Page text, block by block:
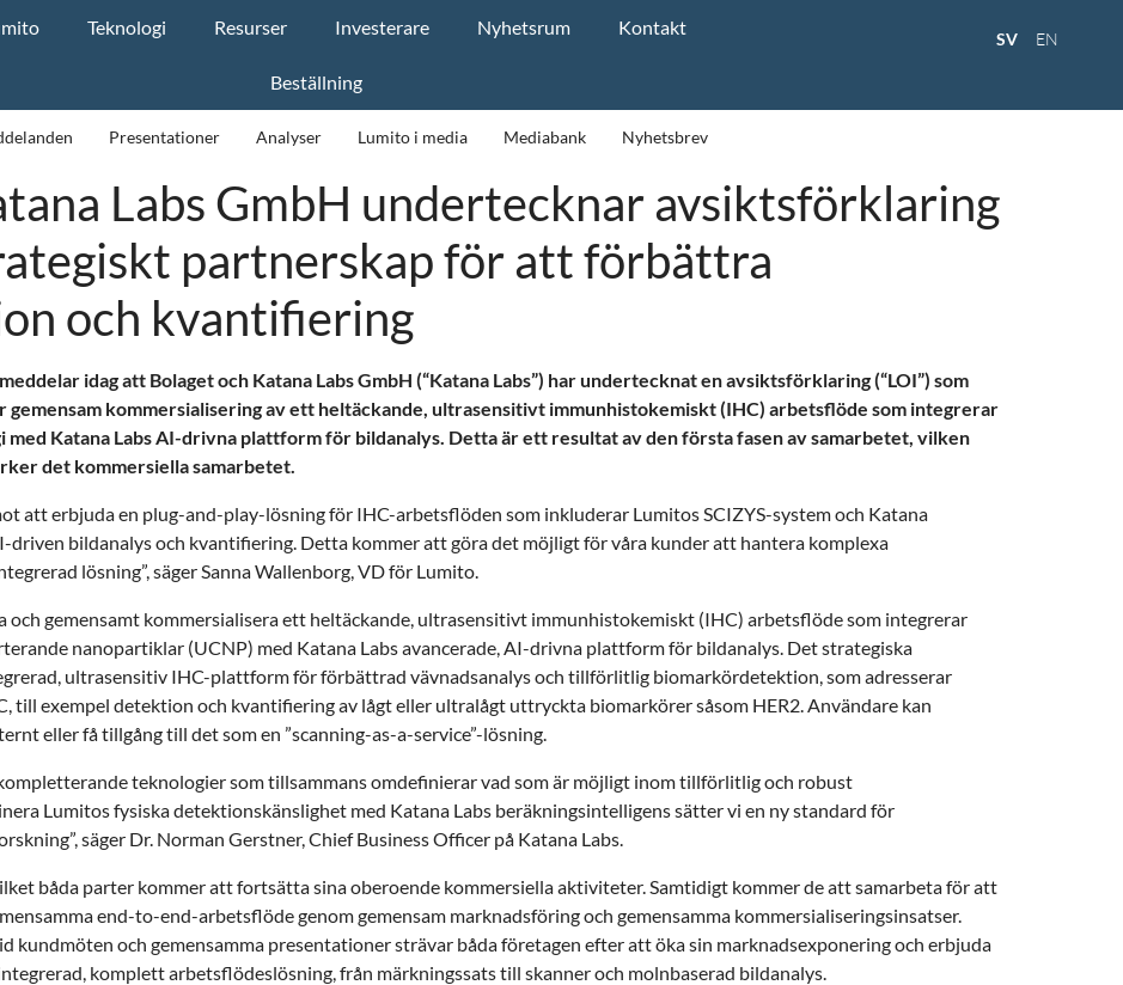
Teknologi Resurser Investerare Nyhetsrum Kontakt
Beställning
SV EN
Presentationer Analyser Lumito i media Mediabank Nyhetsbrev
Labs GmbH undertecknar avsiktsförklaring
partnerskap för att förbättra
och kvantifiering
idag att Bolaget och Katana Labs GmbH (“Katana Labs”) har undertecknat en avsiktsförklaring (“LOI”) som
kommersialisering av ett heltäckande, ultrasensitivt immunhistokemiskt (IHC) arbetsflöde som integrerar
med Katana Labs AI-drivna plattform för bildanalys. Detta är ett resultat av den första fasen av samarbetet, vilken
det kommersiella samarbetet.
att erbjuda en plug-and-play-lösning för IHC-arbetsflöden som inkluderar Lumitos SCIZYS-system och Katana
driven bildanalys och kvantifiering. Detta kommer att göra det möjligt för våra kunder att hantera komplexa
lösning”, säger Sanna Wallenborg, VD för Lumito.
och gemensamt kommersialisera ett heltäckande, ultrasensitivt immunhistokemiskt (IHC) arbetsflöde som integrerar
nanopartiklar (UCNP) med Katana Labs avancerade, AI-drivna plattform för bildanalys. Det strategiska
ultrasensitiv IHC-plattform för förbättrad vävnadsanalys och tillförlitlig biomarkördetektion, som adresserar
till exempel detektion och kvantifiering av lågt eller ultralågt uttryckta biomarkörer såsom HER2. Användare kan
eller få tillgång till det som en ”scanning-as-a-service”-lösning.
teknologier som tillsammans omdefinierar vad som är möjligt inom tillförlitlig och robust
Lumitos fysiska detektionskänslighet med Katana Labs beräkningsintelligens sätter vi en ny standard för
säger Dr. Norman Gerstner, Chief Business Officer på Katana Labs.
båda parter kommer att fortsätta sina oberoende kommersiella aktiviteter. Samtidigt kommer de att samarbeta för att
end-to-end-arbetsflöde genom gemensam marknadsföring och gemensamma kommersialiseringsinsatser.
kundmöten och gemensamma presentationer strävar båda företagen efter att öka sin marknadsexponering och erbjuda
komplett arbetsflödeslösning, från märkningssats till skanner och molnbaserad bildanalys.